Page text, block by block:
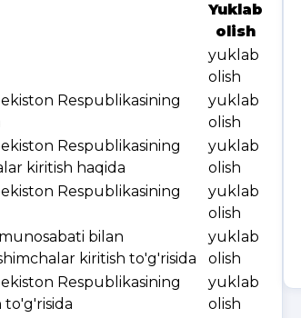
Yuklab
olish
yuklab
olish
Respublikasining
yuklab
olish
Respublikasining
kiritish haqida
yuklab
olish
Respublikasining
yuklab
olish
bilan
kiritish to'g'risida
yuklab
olish
Respublikasining
to'g'risida
yuklab
olish